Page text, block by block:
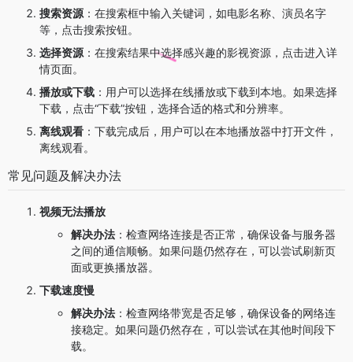
搜索资源 ：在搜索框中输入关键词，如电影名称、演员名字
等，点击搜索按钮。
选择资源 ：在搜索结果中选择感兴趣的影视资源，点击进入详
情页面。
播放或下载 ：用户可以选择在线播放或下载到本地。如果选择
下载，点击“下载”按钮，选择合适的格式和分辨率。
离线观看 ：下载完成后，用户可以在本地播放器中打开文件，
离线观看。
常见问题及解决办法
视频无法播放
解决办法 ：检查网络连接是否正常，确保设备与服务器
之间的通信顺畅。如果问题仍然存在，可以尝试刷新页
面或更换播放器。
下载速度慢
解决办法 ：检查网络带宽是否足够，确保设备的网络连
接稳定。如果问题仍然存在，可以尝试在其他时间段下
载。